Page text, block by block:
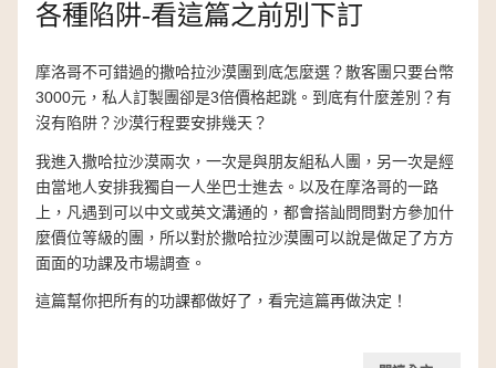
各種陷阱-看這篇之前別下訂
摩洛哥不可錯過的撒哈拉沙漠團到底怎麼選？散客團只要台幣
3000元，私人訂製團卻是3倍價格起跳。到底有什麼差別？有
沒有陷阱？沙漠行程要安排幾天？
我進入撒哈拉沙漠兩次，一次是與朋友組私人團，另一次是經
由當地人安排我獨自一人坐巴士進去。以及在摩洛哥的一路
上，凡遇到可以中文或英文溝通的，都會搭訕問問對方參加什
麼價位等級的團，所以對於撒哈拉沙漠團可以說是做足了方方
面面的功課及市場調查。
這篇幫你把所有的功課都做好了，看完這篇再做決定！